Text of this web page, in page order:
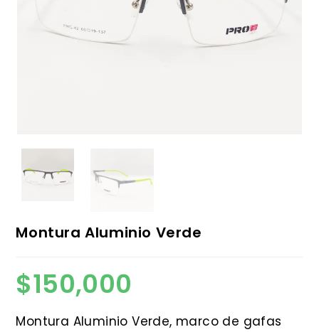
Montura Aluminio Verde
$150,000
Montura Aluminio Verde, marco de gafas